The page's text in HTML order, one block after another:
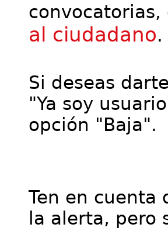
al ciudadano.
Si deseas
"Ya soy
opción "Baja".
Ten en cuenta
la alerta, pero